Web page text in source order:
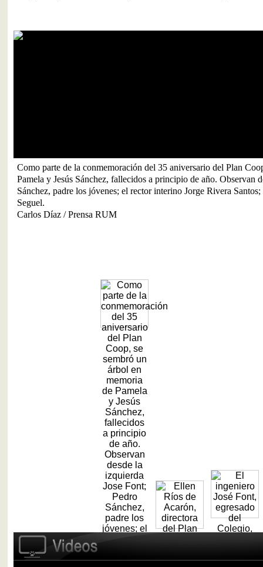
del 35 aniversario del Plan Coop, se sembró un árbol en
a principio de año. Observan desde la izquierda Jose Font;
rector interino Jorge Rivera Santos; y el decano de Ingeniería, Jaime